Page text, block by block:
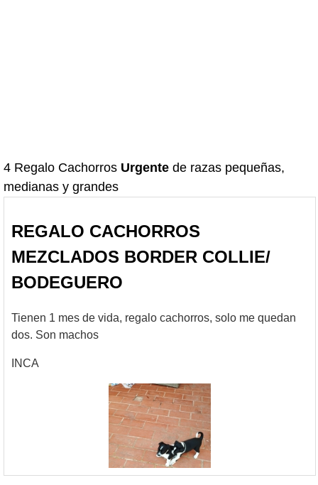
4 Regalo Cachorros Urgente de razas pequeñas,
medianas y grandes
REGALO CACHORROS
MEZCLADOS BORDER COLLIE/
BODEGUERO
Tienen 1 mes de vida, regalo cachorros, solo me quedan
dos. Son machos
INCA